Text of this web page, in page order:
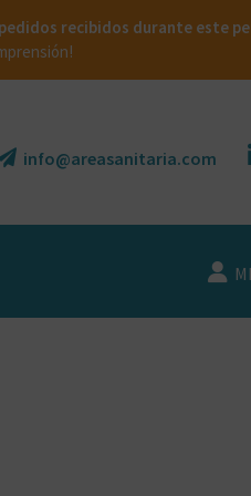
recibidos durante este
info@areasanitaria.com